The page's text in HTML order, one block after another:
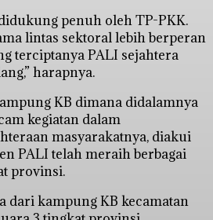
penuh oleh TP-PKK.
lintas sektoral lebih berperan
terciptanya PALI sejahtera
harapnya.
KB dimana didalamnya
kegiatan dalam
masyarakatnya, diakui
PALI telah meraih berbagai
provinsi.
dari kampung KB kecamatan